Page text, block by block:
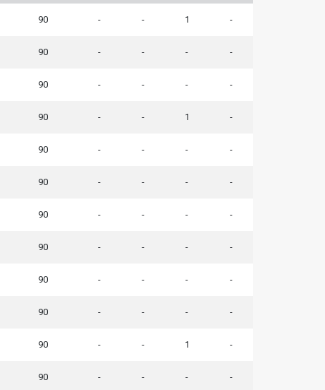
90 - - 1 -
90 - - - -
90 - - - -
90 - - 1 -
90 - - - -
90 - - - -
90 - - - -
90 - - - -
90 - - - -
90 - - - -
90 - - 1 -
90 - - - -